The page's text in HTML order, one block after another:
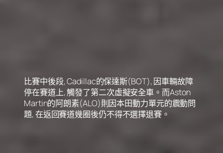
比賽中後段, Cadillac的保達斯(BOT), 因車輛故障
停在賽道上, 觸發了第二次虛擬安全車。而Aston
Martin的阿朗素(ALO)則因本田動力單元的震動問
題, 在返回賽道幾圈後仍不得不選擇退賽。